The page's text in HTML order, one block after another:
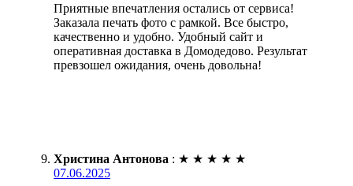
Приятные впечатления остались от сервиса!
Заказала печать фото с рамкой. Все быстро,
качественно и удобно. Удобный сайт и
оперативная доставка в Домодедово. Результат
превзошел ожидания, очень довольна!
Христина Антонова : ★ ★ ★ ★ ★
07.06.2025